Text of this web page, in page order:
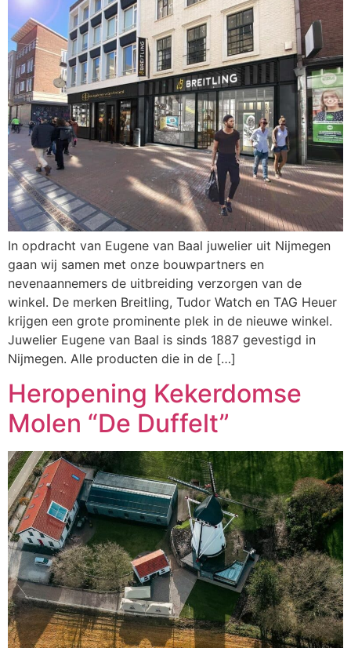
In opdracht van Eugene van Baal juwelier uit Nijmegen
gaan wij samen met onze bouwpartners en
nevenaannemers de uitbreiding verzorgen van de
winkel. De merken Breitling, Tudor Watch en TAG Heuer
krijgen een grote prominente plek in de nieuwe winkel.
Juwelier Eugene van Baal is sinds 1887 gevestigd in
Nijmegen. Alle producten die in de […]
Heropening Kekerdomse
Molen “De Duffelt”